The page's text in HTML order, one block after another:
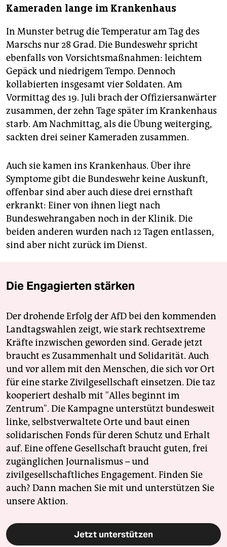
Kameraden lange im Krankenhaus
In Munster betrug die Temperatur am Tag des
Marschs nur 28 Grad. Die Bundeswehr spricht
ebenfalls von Vorsichtsmaßnahmen: leichtem
Gepäck und niedrigem Tempo. Dennoch
kollabierten insgesamt vier Soldaten. Am
Vormittag des 19. Juli brach der Offiziersanwärter
zusammen, der zehn Tage später im Krankenhaus
starb. Am Nachmittag, als die Übung weiterging,
sackten drei seiner Kameraden zusammen.
Auch sie kamen ins Krankenhaus. Über ihre
Symptome gibt die Bundeswehr keine Auskunft,
offenbar sind aber auch diese drei ernsthaft
erkrankt: Einer von ihnen liegt nach
Bundeswehrangaben noch in der Klinik. Die
beiden anderen wurden nach 12 Tagen entlassen,
sind aber nicht zurück im Dienst.
Die Engagierten stärken
Der drohende Erfolg der AfD bei den kommenden
Landtagswahlen zeigt, wie stark rechtsextreme
Kräfte inzwischen geworden sind. Gerade jetzt
braucht es Zusammenhalt und Solidarität. Auch
und vor allem mit den Menschen, die sich vor Ort
für eine starke Zivilgesellschaft einsetzen. Die taz
kooperiert deshalb mit "Alles beginnt im
Zentrum". Die Kampagne unterstützt bundesweit
linke, selbstverwaltete Orte und baut einen
solidarischen Fonds für deren Schutz und Erhalt
auf. Eine offene Gesellschaft braucht guten, frei
zugänglichen Journalismus – und
zivilgesellschaftliches Engagement. Finden Sie
auch? Dann machen Sie mit und unterstützen Sie
unsere Aktion.
Jetzt unterstützen